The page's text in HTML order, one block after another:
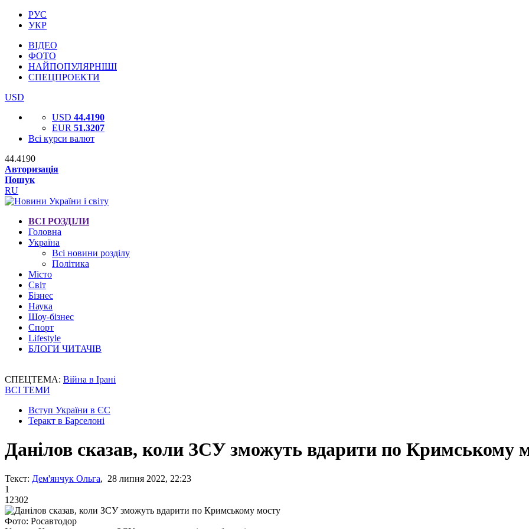
РУС
УКР
ВІДЕО
ФОТО
НАЙПОПУЛЯРНІШІ
СПЕЦПРОЕКТИ
USD
USD 44.4190
EUR 51.3207
Всі курси валют
44.4190
Авторизація
Пошук
RU
ВСІ РОЗДІЛИ
Головна
Україна
Всі новини розділу
Політика
Місто
Світ
Бізнес
Наука
Шоу-бізнес
Спорт
Lifestyle
БЛОГИ ЧИТАЧІВ
СПЕЦТЕМА: Війна в Ірані
ВСІ ТЕМИ
Вступ України в ЄС
Теракт в Барселоні
Данілов сказав, коли ЗСУ зможуть вдарити по Кримському
Текст: Дем'янчук Ольга, 28 липня 2022, 22:23
1
12302
Фото: Росавтодор